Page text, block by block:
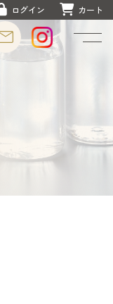
ログイン カート